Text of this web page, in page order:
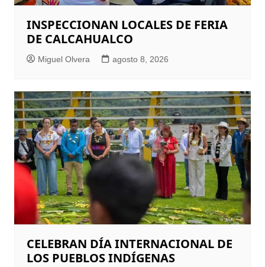
INSPECCIONAN LOCALES DE FERIA
DE CALCAHUALCO
Miguel Olvera agosto 8, 2026
CELEBRAN DÍA INTERNACIONAL DE
LOS PUEBLOS INDÍGENAS